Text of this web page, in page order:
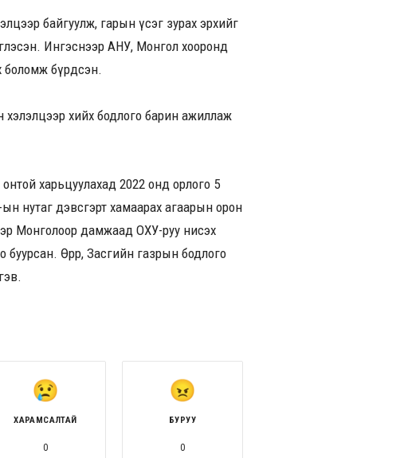
байгуулж, гарын үсэг зурах эрхийг
Ингэснээр АНУ, Монгол хооронд
боломж бүрдсэн.
хийх бодлого барин ажиллаж
харьцуулахад 2022 онд орлого 5
нутаг дэвсгэрт хамаарах агаарын орон
Монголоор дамжаад ОХУ-руу нисэх
Өөрөөр, Засгийн газрын бодлого
ХАРАМСАЛТАЙ
0
БУРУУ
0